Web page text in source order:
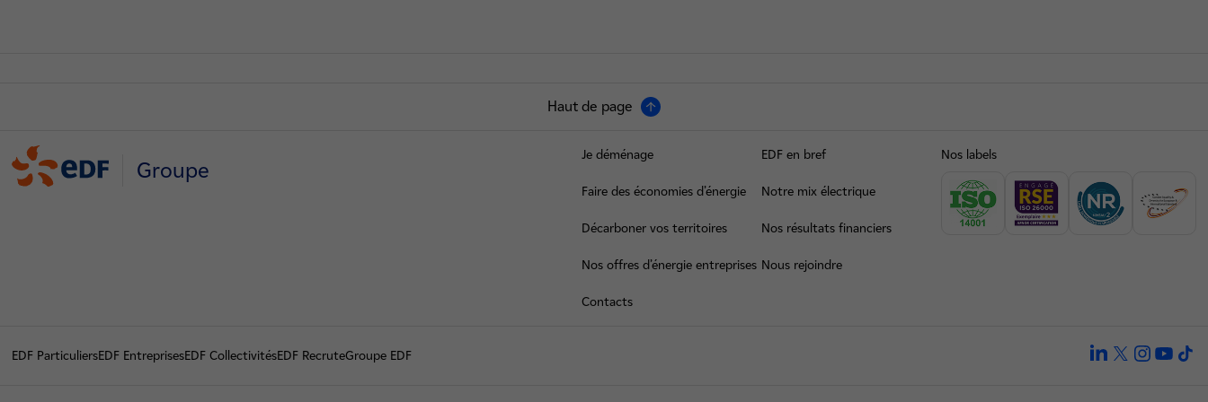
Haut de page
Groupe
Je déménage
Faire des économies d’énergie
Décarboner vos territoires
Nos offres d’énergie entreprises
Contacts
EDF en bref
Notre mix électrique
Nos résultats financiers
Nous rejoindre
Nos labels
EDF ParticuliersEDF EntreprisesEDF CollectivitésEDF RecruteGroupe EDF linkedintwitterinstagram